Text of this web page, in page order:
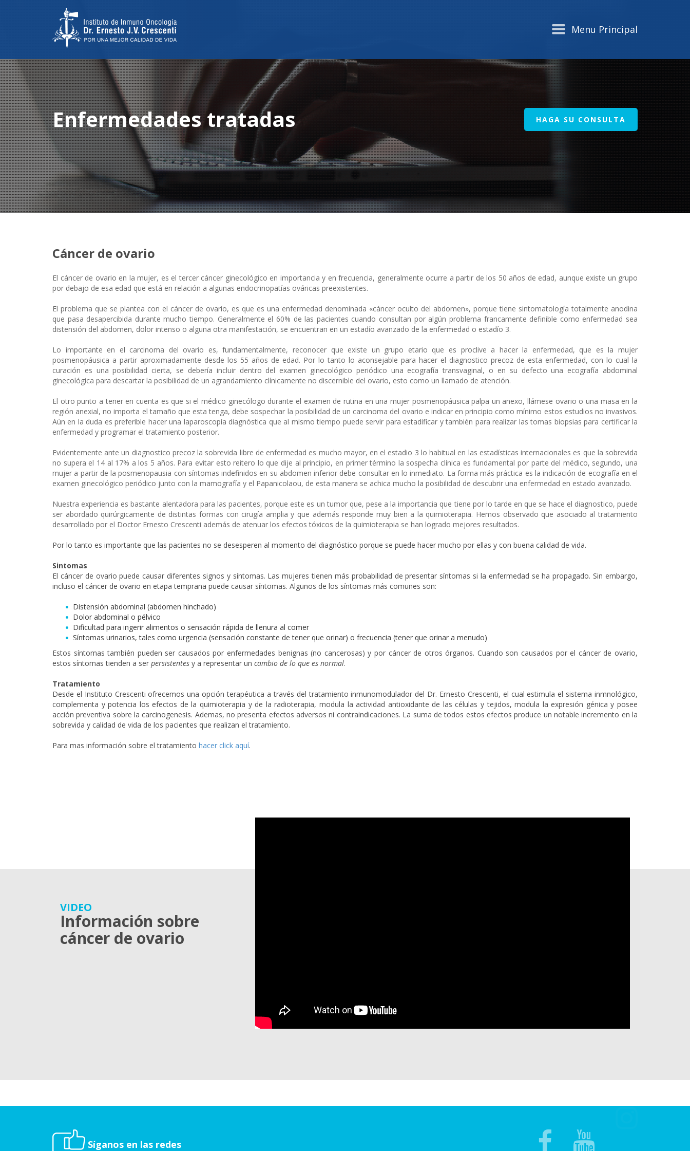
Menu Principal
Enfermedadestratadas HAGA SU CONSULTA
Cáncer de ovario
El cáncer de ovario en la mujer, es el tercer cáncer ginecológico en importancia y en frecuencia, generalmente ocurre a partir de los 50 años de edad, aunque existe un grupo
por debajo de esa edad que está en relación a algunas endocrinopatías ováricas preexistentes.
El problema que se plantea con el cáncer de ovario, es que es una enfermedad denominada «cáncer oculto del abdomen», porque tiene sintomatología totalmente anodina
que pasa desapercibida durante mucho tiempo. Generalmente el 60% de las pacientes cuando consultan por algún problema francamente definible como enfermedad sea
distensión del abdomen, dolor intenso o alguna otra manifestación, se encuentran en un estadío avanzado de la enfermedad o estadío 3.
Lo importante en el carcinoma del ovario es, fundamentalmente, reconocer que existe un grupo etario que es proclive a hacer la enfermedad, que es la mujer
posmenopáusica a partir aproximadamente desde los 55 años de edad. Por lo tanto lo aconsejable para hacer el diagnostico precoz de esta enfermedad, con lo cual la
curación es una posibilidad cierta, se debería incluir dentro del examen ginecológico periódico una ecografía transvaginal, o en su defecto una ecografía abdominal
ginecológica para descartar la posibilidad de un agrandamiento clínicamente no discernible del ovario, esto como un llamado de atención.
El otro punto a tener en cuenta es que si el médico ginecólogo durante el examen de rutina en una mujer posmenopáusica palpa un anexo, llámese ovario o una masa en la
región anexial, no importa el tamaño que esta tenga, debe sospechar la posibilidad de un carcinoma del ovario e indicar en principio como mínimo estos estudios no invasivos.
Aún en la duda es preferible hacer una laparoscopía diagnóstica que al mismo tiempo puede servir para estadificar y también para realizar las tomas biopsias para certificar la
enfermedad y programar el tratamiento posterior.
Evidentemente ante un diagnostico precoz la sobrevida libre de enfermedad es mucho mayor, en el estadio 3 lo habitual en las estadísticas internacionales es que la sobrevida
no supera el 14 al 17% a los 5 años. Para evitar esto reitero lo que dije al principio, en primer término la sospecha clínica es fundamental por parte del médico, segundo, una
mujer a partir de la posmenopausia con síntomas indefinidos en su abdomen inferior debe consultar en lo inmediato. La forma más práctica es la indicación de ecografía en el
examen ginecológico periódico junto con la mamografía y el Papanicolaou, de esta manera se achica mucho la posibilidad de descubrir una enfermedad en estado avanzado.
Nuestra experiencia es bastante alentadora para las pacientes, porque este es un tumor que, pese a la importancia que tiene por lo tarde en que se hace el diagnostico, puede
ser abordado quirúrgicamente de distintas formas con cirugía amplia y que además responde muy bien a la quimioterapia. Hemos observado que asociado al tratamiento
desarrollado por el Doctor Ernesto Crescenti además de atenuar los efectos tóxicos de la quimioterapia se han logrado mejores resultados.
Por lo tanto es importante que las pacientes no se desesperen al momento del diagnóstico porque se puede hacer mucho por ellas y con buena calidad de vida.
Sintomas
El cáncer de ovario puede causar diferentes signos y síntomas. Las mujeres tienen más probabilidad de presentar síntomas si la enfermedad se ha propagado. Sin embargo,
incluso el cáncer de ovario en etapa temprana puede causar síntomas. Algunos de los síntomas más comunes son:
Distensión abdominal (abdomen hinchado)
Dolor abdominal o pélvico
Dificultad para ingerir alimentos o sensación rápida de llenura al comer
Síntomas urinarios, tales como urgencia (sensación constante de tener que orinar) o frecuencia (tener que orinar a menudo)
Estos síntomas también pueden ser causados por enfermedades benignas (no cancerosas) y por cáncer de otros órganos. Cuando son causados por el cáncer de ovario,
estos síntomas tienden a ser persistentes y a representar un cambio de lo que es normal.
Tratamiento
Desde el Instituto Crescenti ofrecemos una opción terapéutica a través del tratamiento inmunomodulador del Dr. Ernesto Crescenti, el cual estimula el sistema inmnológico,
complementa y potencia los efectos de la quimioterapia y de la radioterapia, modula la actividad antioxidante de las células y tejidos, modula la expresión génica y posee
acción preventiva sobre la carcinogenesis. Ademas, no presenta efectos adversos ni contraindicaciones. La suma de todos estos efectos produce un notable incremento en la
sobrevida y calidad de vida de los pacientes que realizan el tratamiento.
Para mas información sobre el tratamiento hacer click aquí.
VIDEO
Información sobre
cáncer de ovario
Síganos en las redes